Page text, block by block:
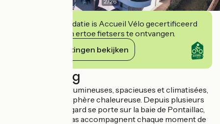
Deze accommodatie is Accueil Vélo gecertificeerd
en verbindt zich ertoe fietsers te ontvangen.
Haar verplichtingen bekijken
Beschrijving
Les 18 chambres, lumineuses, spacieuses et climatisées,
offrent une atmosphère chaleureuse. Depuis plusieurs
d’entre elles, le regard se porte sur la baie de Pontaillac,
dont les panoramas accompagnent chaque moment de